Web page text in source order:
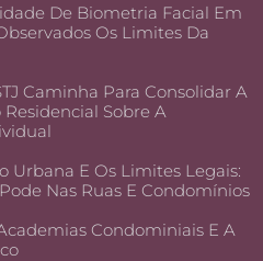
De Biometria Facial Em
Os Limites Da
Caminha Para Consolidar A
Sobre A
Urbana E Os Limites Legais:
Nas Ruas E Condomínios
Condominiais E A